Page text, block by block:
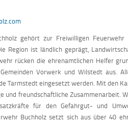
gehört zur Freiwilligen
Region ist ländlich geprägt,
rücken die ehrenamtlichen Helfer
Vorwerk und Wilstedt aus.
Tarmstedt eingesetzt werden. Mit den
und freundschaftliche Zusammenarbeit.
für den Gefahrgut- und
Buchholz setzt sich aus über 40